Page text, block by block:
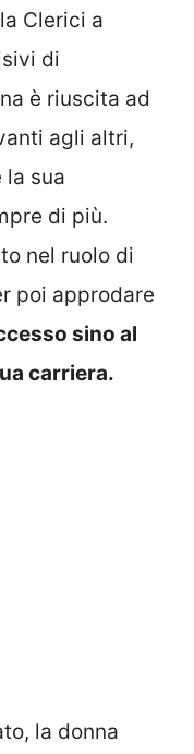
Clerici a
di
è riuscita ad
agli altri,
la sua
di più.
nel ruolo di
poi approdare
sino al
carriera.
la donna